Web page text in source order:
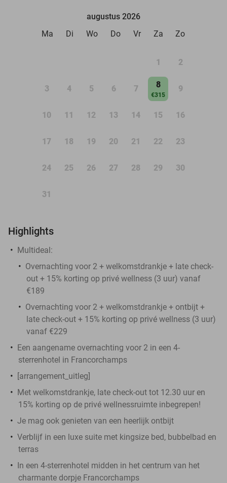
augustus 2026
Ma
Di Wo Do Vr Za Zo
1 2
3 4 5 6 7 8
€315
9
10 11 12 13 14 15 16
17 18 19 20 21 22 23
24 25 26 27 28 29 30
31
Highlights
Multideal:
Overnachting voor 2 + welkomstdrankje + late check-
out + 15% korting op privé wellness (3 uur) vanaf
€189
Overnachting voor 2 + welkomstdrankje + ontbijt +
late check-out + 15% korting op privé wellness (3 uur)
vanaf €229
Een aangename overnachting voor 2 in een 4-
sterrenhotel in Francorchamps
[arrangement_uitleg]
Met welkomstdrankje, late check-out tot 12.30 uur en
15% korting op de privé wellnessruimte inbegrepen!
Je mag ook genieten van een heerlijk ontbijt
Verblijf in een luxe suite met kingsize bed, bubbelbad en
terras
In een 4-sterrenhotel midden in het centrum van het
charmante dorpje Francorchamps